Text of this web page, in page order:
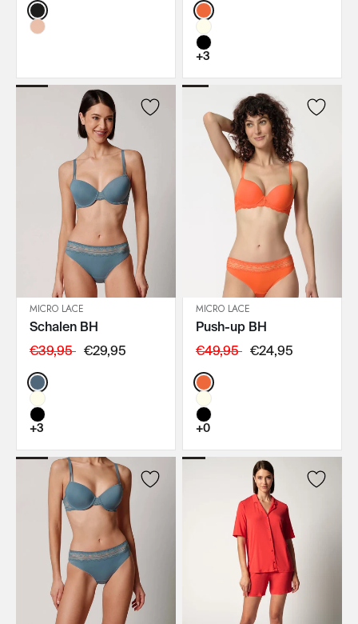
Color: Color:
+3
IN DEN WARENKORB
MICRO LACE
Schalen BH
€39,95 €29,95
Color:
+3
IN DEN WARENKORB
MICRO LACE
Push-up BH
€49,95 €24,95
Color:
+0